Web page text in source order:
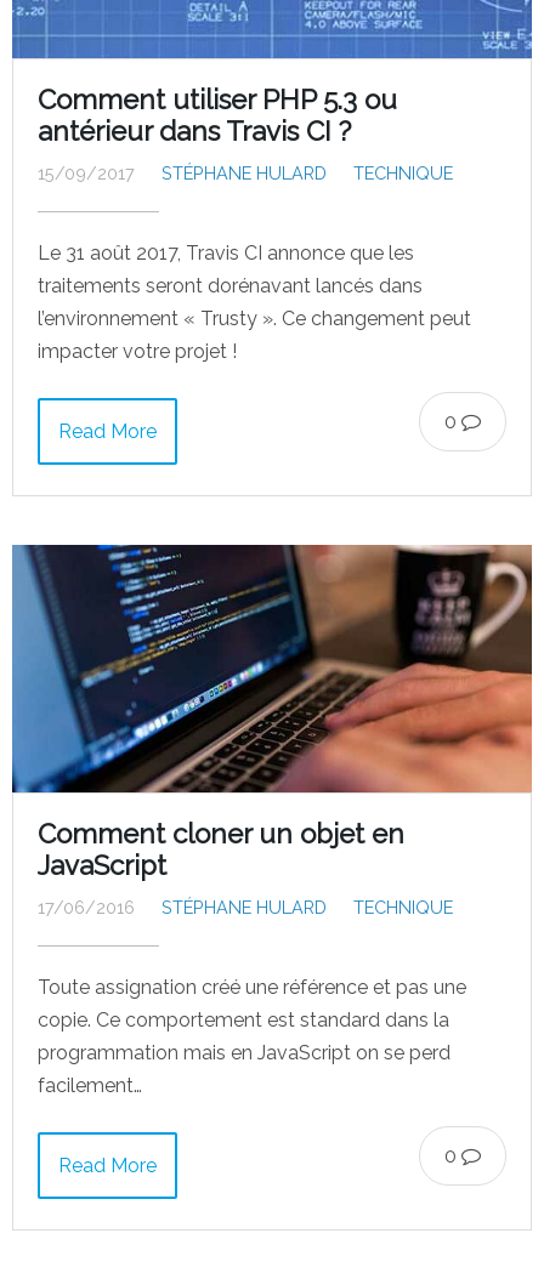
Comment utiliser PHP 5.3 ou
antérieur dans Travis CI ?
15/09/2017 STÉPHANE HULARD TECHNIQUE
Le 31 août 2017, Travis CI annonce que les
traitements seront dorénavant lancés dans
l’environnement « Trusty ». Ce changement peut
impacter votre projet !
0
Read More
Comment cloner un objet en
JavaScript
17/06/2016 STÉPHANE HULARD TECHNIQUE
Toute assignation créé une référence et pas une
copie. Ce comportement est standard dans la
programmation mais en JavaScript on se perd
facilement…
0
Read More